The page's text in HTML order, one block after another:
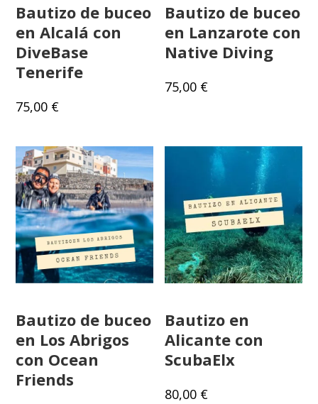
Bautizo de buceo
en Alcalá con
DiveBase
Tenerife
75,00 €
Bautizo de buceo
en Lanzarote con
Native Diving
75,00 €
Bautizo de buceo
en Los Abrigos
con Ocean
Friends
Bautizo en
Alicante con
ScubaElx
80,00 €